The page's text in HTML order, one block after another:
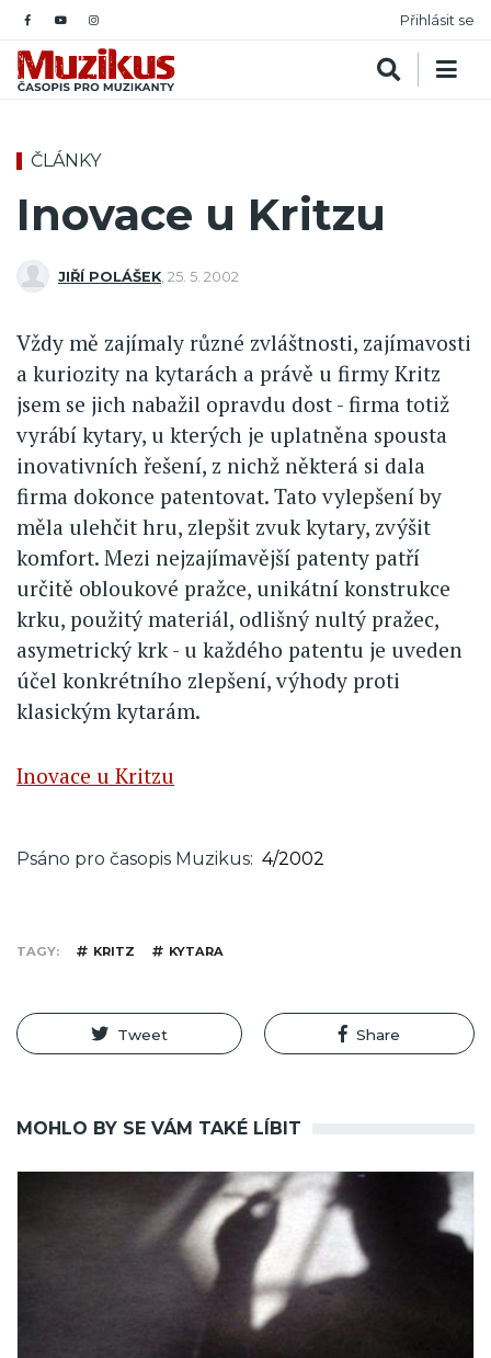
Přihlásit se
ČLÁNKY
Inovace u Kritzu
JIŘÍ POLÁŠEK 25. 5. 2002
Vždy mě zajímaly různé zvláštnosti, zajímavosti
a kuriozity na kytarách a právě u firmy Kritz
jsem se jich nabažil opravdu dost - firma totiž
vyrábí kytary, u kterých je uplatněna spousta
inovativních řešení, z nichž některá si dala
firma dokonce patentovat. Tato vylepšení by
měla ulehčit hru, zlepšit zvuk kytary, zvýšit
komfort. Mezi nejzajímavější patenty patří
určitě obloukové pražce, unikátní konstrukce
krku, použitý materiál, odlišný nultý pražec,
asymetrický krk - u každého patentu je uveden
účel konkrétního zlepšení, výhody proti
klasickým kytarám.
Inovace u Kritzu
Psáno pro časopis Muzikus 4/2002
TAGY KRITZ KYTARA
Tweet Share
MOHLO BY SE VÁM TAKÉ LÍBIT